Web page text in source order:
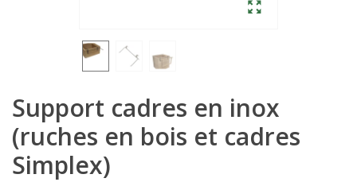
Support cadres en inox
(ruches en bois et cadres
Simplex)